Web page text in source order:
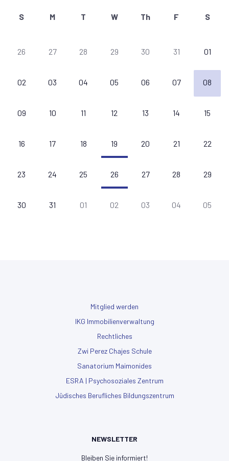
S M T W Th F S
26 27 28 29 30 31 01
02 03 04 05 06 07 08
09 10 11 12 13 14 15
16 17 18 19 20 21 22
23 24 25 26 27 28 29
30 31 01 02 03 04 05
Mitglied werden
IKG Immobilienverwaltung
Rechtliches
Zwi Perez Chajes Schule
Sanatorium Maimonides
ESRA | Psychosoziales Zentrum
Jüdisches Berufliches Bildungszentrum
NEWSLETTER
Bleiben Sie informiert!